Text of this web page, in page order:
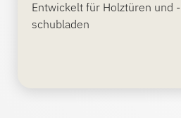
Entwickelt für Holztüren und -
schubladen